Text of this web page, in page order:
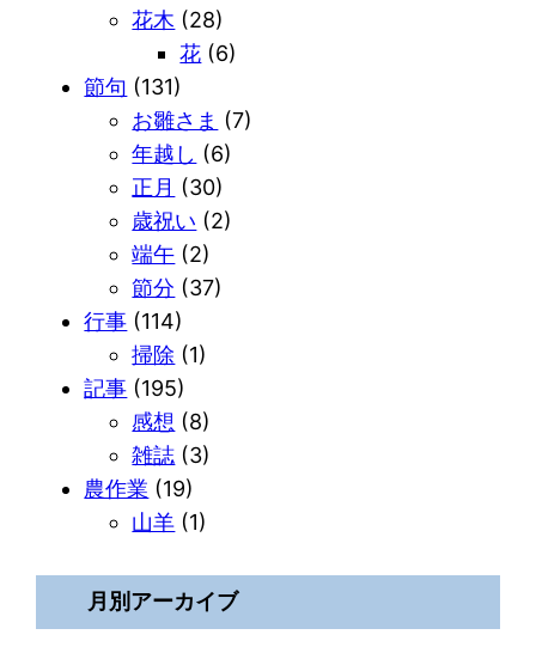
花木 (28)
花 (6)
節句 (131)
お雛さま (7)
年越し (6)
正月 (30)
歳祝い (2)
端午 (2)
節分 (37)
行事 (114)
掃除 (1)
記事 (195)
感想 (8)
雑誌 (3)
農作業 (19)
山羊 (1)
月別アーカイブ